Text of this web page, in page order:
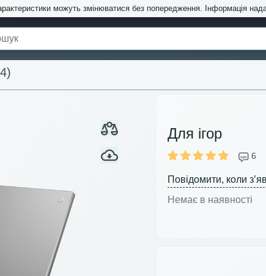
можуть змінюватися без попередження. Інформація
Для ігор
6
Повідомити, коли
Немає в наявності